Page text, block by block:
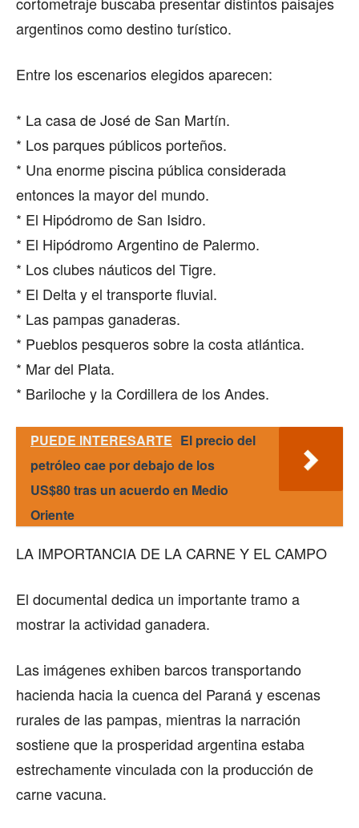
argentinos como destino turístico.
Entre los escenarios elegidos aparecen:
* La casa de José de San Martín.
* Los parques públicos porteños.
* Una enorme piscina pública considerada
entonces la mayor del mundo.
* El Hipódromo de San Isidro.
* El Hipódromo Argentino de Palermo.
* Los clubes náuticos del Tigre.
* El Delta y el transporte fluvial.
* Las pampas ganaderas.
* Pueblos pesqueros sobre la costa atlántica.
* Mar del Plata.
* Bariloche y la Cordillera de los Andes.
PUEDE INTERESARTE El precio del
petróleo cae por debajo de los
US$80 tras un acuerdo en Medio
Oriente
LA IMPORTANCIA DE LA CARNE Y EL CAMPO
El documental dedica un importante tramo a
mostrar la actividad ganadera.
Las imágenes exhiben barcos transportando
hacienda hacia la cuenca del Paraná y escenas
rurales de las pampas, mientras la narración
sostiene que la prosperidad argentina estaba
estrechamente vinculada con la producción de
carne vacuna.